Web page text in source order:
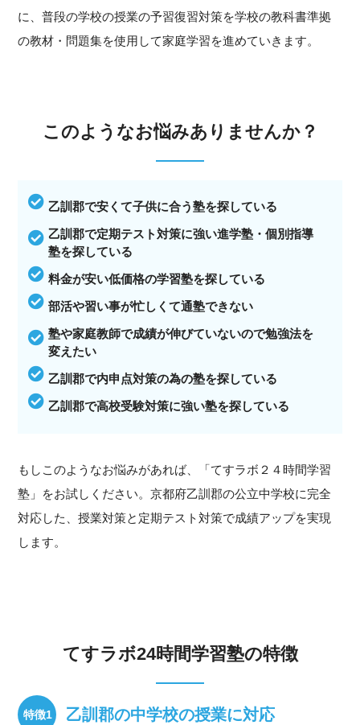
に、普段の学校の授業の予習復習対策を学校の教科書準拠
の教材・問題集を使用して家庭学習を進めていきます。
このようなお悩みありませんか？
乙訓郡で安くて子供に合う塾を探している
乙訓郡で定期テスト対策に強い進学塾・個別指導
塾を探している
料金が安い低価格の学習塾を探している
部活や習い事が忙しくて通塾できない
塾や家庭教師で成績が伸びていないので勉強法を
変えたい
乙訓郡で内申点対策の為の塾を探している
乙訓郡で高校受験対策に強い塾を探している
もしこのようなお悩みがあれば、「てすラボ２４時間学習
塾」をお試しください。京都府乙訓郡の公立中学校に完全
対応した、授業対策と定期テスト対策で成績アップを実現
します。
てすラボ24時間学習塾の特徴
乙訓郡の中学校の授業に対応